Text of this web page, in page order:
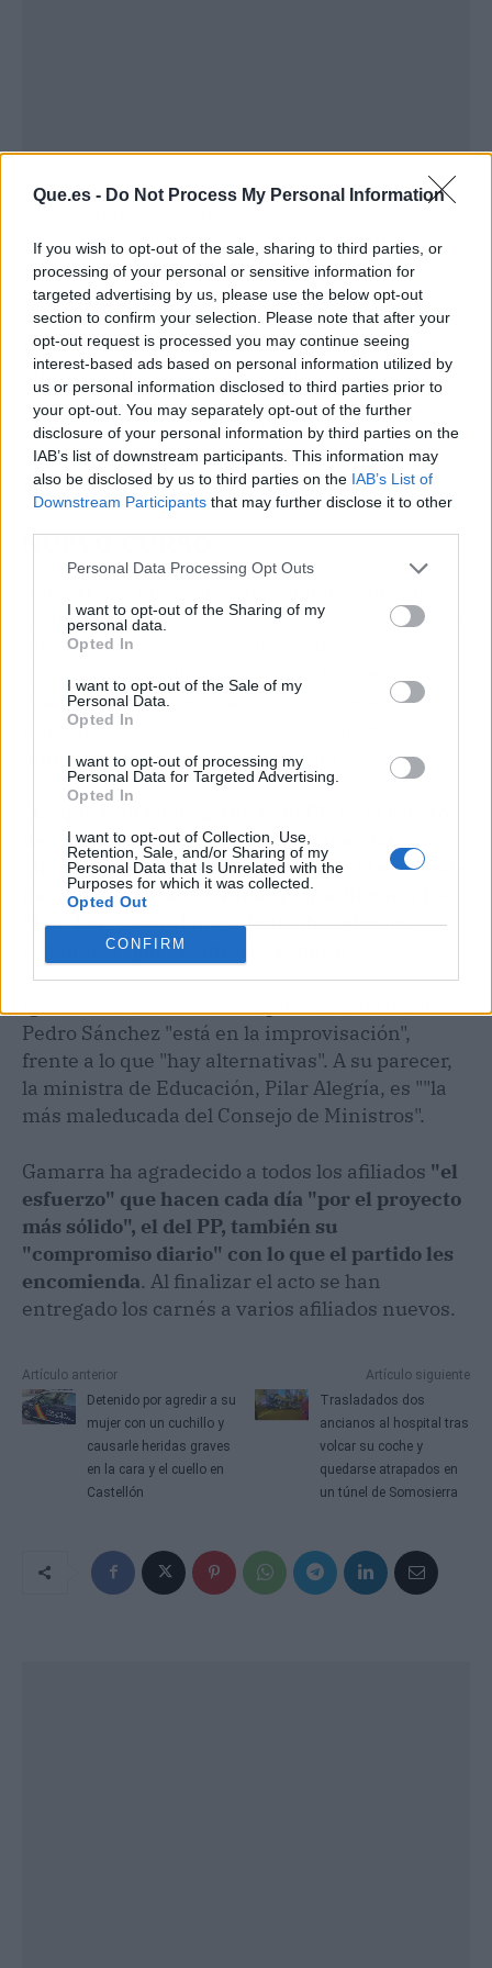
Que.es - Do Not Process My Personal Information
If you wish to opt-out of the sale, sharing to third parties, or
processing of your personal or sensitive information for
targeted advertising by us, please use the below opt-out
section to confirm your selection. Please note that after your
opt-out request is processed you may continue seeing
interest-based ads based on personal information utilized by
us or personal information disclosed to third parties prior to
your opt-out. You may separately opt-out of the further
disclosure of your personal information by third parties on the
IAB’s list of downstream participants. This information may
also be disclosed by us to third parties on the IAB’s List of
Downstream Participants that may further disclose it to other
Personal Data Processing Opt Outs
I want to opt-out of the Sharing of my
personal data.
Opted In
I want to opt-out of the Sale of my
Personal Data.
Opted In
I want to opt-out of processing my
Personal Data for Targeted Advertising.
Opted In
I want to opt-out of Collection, Use,
Retention, Sale, and/or Sharing of my
Personal Data that Is Unrelated with the
Purposes for which it was collected.
Opted Out
CONFIRM
"Lambán no funciona", ha considerado la
secretaria general del PP, quien ha criticado
tanto su gestión como su "demagogia" y ha
dicho que el PP no es un partido "tramposo",
sino que el jefe del Ejecutivo regional es "un
moroso", en alusión a la sentencia judicial que
obliga a la DGA a pagar 25 millones de euros al
Ayuntamiento de Zaragoza por el tranvía.
También ha opinado que Lambán "es un
alumno aventajado de Sánchez al cuestionar los
fallos judiciales".
NUEVO CURSO
político "fundamental" porque el 28 de mayo de
2023 habrá elecciones autonómicas y
municipales: "Salimos a ganar", ha aseverado,
asegurando que en Aragón el PP aumentará su
número de alcaldías, lo que "ha empezado ya",
animando a "seguir sumando entre todos".
"Lo que está en juego no es el PP, es el futuro
de Aragón y el Gobierno de España", ha
afirmado Gamarra, agregando que el siguiente
paso es que Alberto Núñez Feijóo llegue a La
Moncloa "y sea el presidente de todos los
españoles" por "el interés general".
Pedro Sánchez "está en la improvisación",
frente a lo que "hay alternativas". A su parecer,
la ministra de Educación, Pilar Alegría, es ""la
más maleducada del Consejo de Ministros".
Gamarra ha agradecido a todos los afiliados "el
esfuerzo" que hacen cada día "por el proyecto
más sólido", el del PP, también su
"compromiso diario" con lo que el partido les
encomienda. Al finalizar el acto se han
entregado los carnés a varios afiliados nuevos.
Artículo anterior
Detenido por agredir a su
mujer con un cuchillo y
causarle heridas graves
en la cara y el cuello en
Castellón
Artículo siguiente
Trasladados dos
ancianos al hospital tras
volcar su coche y
quedarse atrapados en
un túnel de Somosierra